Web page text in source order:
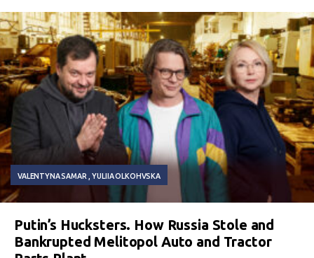
VALENTYNA SAMAR YULIIA OLKOHVSKA
Putin’s Hucksters. How Russia Stole and
Bankrupted Melitopol Auto and Tractor